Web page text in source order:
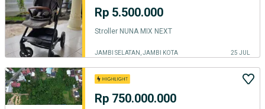
Rp 5.500.000
Stroller NUNA MIX NEXT
JAMBI SELATAN, JAMBI KOTA 25 JUL
Rp 750.000.000